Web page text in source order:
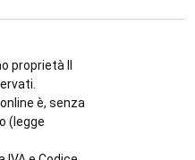
proprietà Il